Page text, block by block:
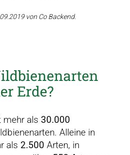
von Co Backend.
Erde?
mehr als 30.000
Alleine in
als 2.500 Arten, in